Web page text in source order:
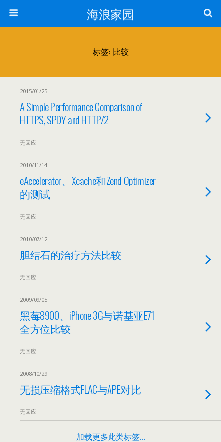
海浪家园
标签› 比较
2015/01/25
A Simple Performance Comparison of
HTTPS, SPDY and HTTP/2
无回应
2010/11/14
eAccelerator、Xcache和Zend Optimizer
的测试
无回应
2010/07/12
胆结石的治疗方法比较
无回应
2009/09/05
黑莓8900、iPhone 3G与诺基亚E71
全方位比较
无回应
2008/10/29
无损压缩格式FLAC与APE对比
无回应
加载更多此类标签…